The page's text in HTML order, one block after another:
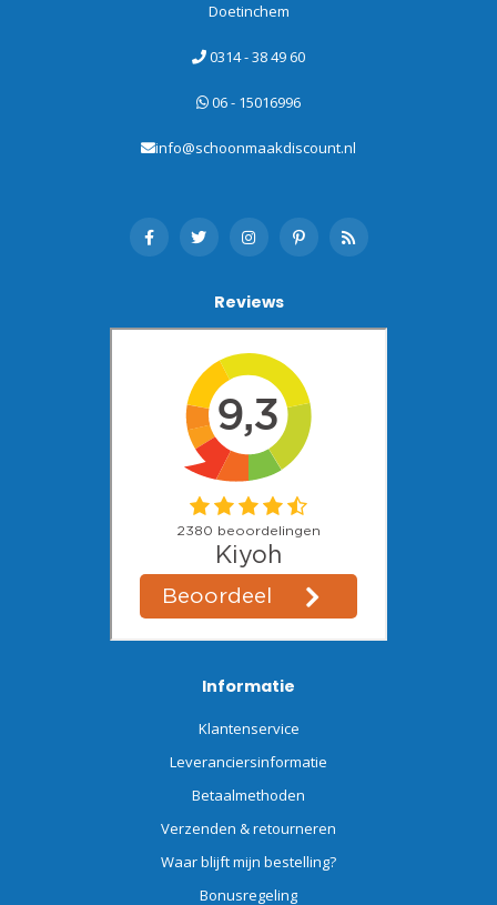
Doetinchem
0314 - 38 49 60
06 - 15016996
info@schoonmaakdiscount.nl
Reviews
Informatie
Klantenservice
Leveranciersinformatie
Betaalmethoden
Verzenden & retourneren
Waar blijft mijn bestelling?
Bonusregeling